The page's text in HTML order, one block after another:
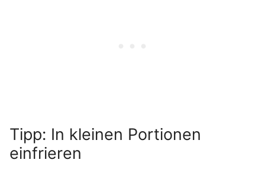
Tipp: In kleinen Portionen
einfrieren